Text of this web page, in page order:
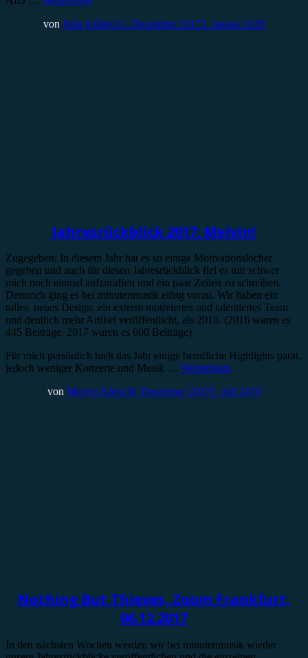
von Julia Köhler31. Dezember 20172. Januar 2018
Jahresrückblick 2017: Melvin!
Zugegeben: In diesem Jahr hat es so einige Motivationslöcher
gegeben und auch für diesen Jahresrückblick fiel es mir schwer
mich noch einmal aufzuraffen und ein paar Zeilen zu schreiben.
Dennoch ging es bei minutenmusik eifrig voran. Wir haben ein
tolles, neues Design, ein extrem motiviertes und talentiertes Team
und deutlich mehr Artikel veröffentlicht, als 2016. (2016 waren es
445 Beiträge, 2017 waren es 600 Beiträge)
Für mich persönlich hielt das Jahr einige berufliche Highlights parat,
jedoch weniger Konzerte und Musik … Weiterlesen
von Melvin Klein30. Dezember 20175. Juli 2019
Nothing But Thieves, Zoom Frankfurt,
06.12.2017
In den nächsten Wochen werden wir bei minutenmusik wieder